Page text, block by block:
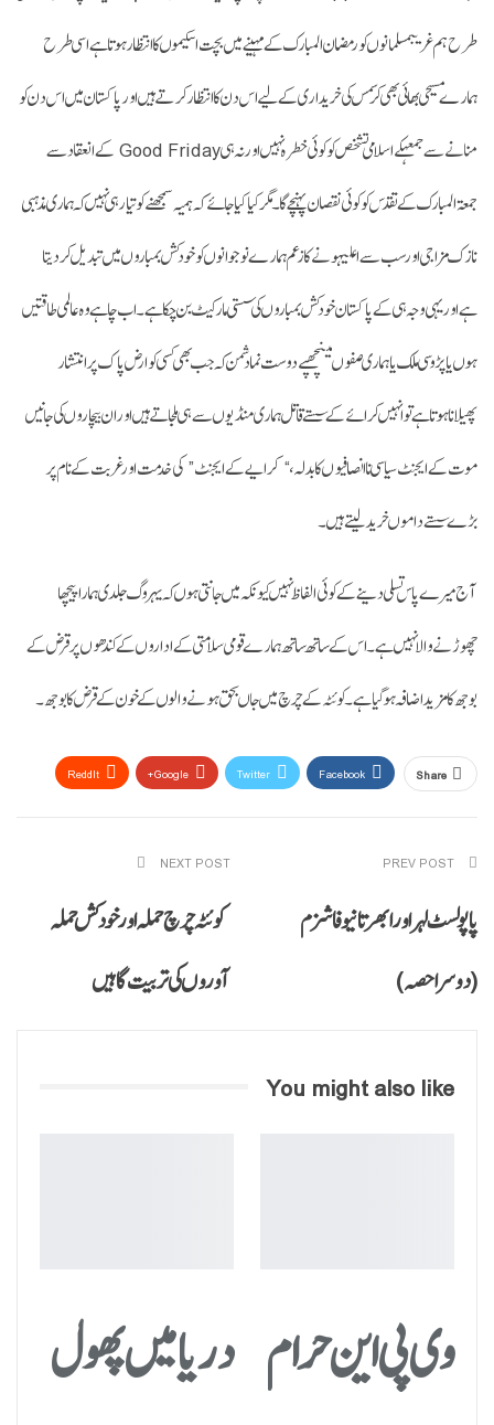
طرح ہم غریبمسلمانو ں کو رمضان المبارک کے مہینے میں بچت اسکیموں کا انتظار ہوتاہے اسی طرح
ہمارے مسیحی بھائی بھی کرسمس کی خریداری کے لیےاس دن کا انتظار کرتے ہیں اور پاکستان میں اس دن کو
منانے سے جمعہکے اسلامی تشخص کو کوئی خطرہ نہیں اور نہ ہی Good Friday کے انعقادسے
جمعۃالمبارک کے تقدس کو کوئی نقصان پہنچے گا۔ مگر کیا کیا جائے کہ ہمیہ سمجھنے کو تیار ہی نہیں کہ ہماری مذہبی
نازک مزاجی اور سب سے اعلیہونے کا زعم ہمارے نوجوانوں کو خودکش بمباروں میں تبدیل کردیتا
ہےاور یہی وجہ ہی کے پاکستان خودکش بمباروں کی سستی مارکیٹ بن چکاہے۔ اب چاہے وہ عالمی طاقتیں
ہوں یا پڑوسی ملک یا ہماری صفوں میںچھپے دوست نما دشمن کہ جب بھی کسی کو ارض پاک پر انتشار
پھیلاناہوتا ہے تو انہیں کرائے کے سستے قاتل ہماری منڈیوں سے ہی ملجاتے ہیں اور ان بیچاروں کی جانیں
موت کے ایجنٹ سیاسی ناانصافیوں کا بدلہ، “کرایے کے ایجنٹ” کی خدمت اور غربت کے نام پر
بڑے سستےداموں خرید لیتے ہیں۔
آج میرے پاس تسلی دینے کے کوئی الفاظ نہیں کیونکہ میں جانتی ہوں کہ یہروگ جلدی ہمارا پیچھا
چھوڑنے والا نہیں ہے۔ اس کے ساتھ ساتھ ہمارےقومی سلامتی کے اداروں کے کندھوں پر قرض کے
بوجھ کا مزید اضافہ ہوگیاہے۔ کوئٹہ کے چرچ میں جاں بحق ہونے والوں کے خون کے قرض کابوجھ۔
Share
Facebook
Twitter
Google+
ReddIt
پاپولسٹ لہر اور ابھرتا نیو فاشزم
(دوسرا حصہ)
NEXT POST
کوئٹہ چرچ حملہ اور خودکش حملہ
آوروں کی تربیت گاہیں
You might also like
وی پی این حرام دریا میں پھول